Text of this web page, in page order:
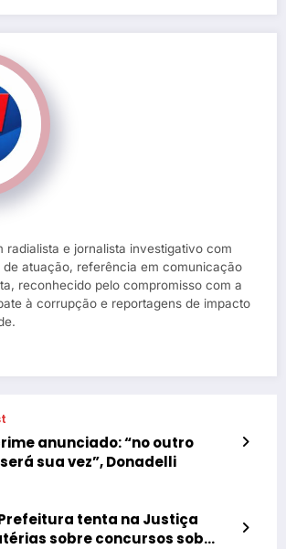
radialista e jornalista investigativo com
de atuação, referência em comunicação
reconhecido pelo compromisso com a
à corrupção e reportagens de impacto
anunciado: “no outro
sua vez”, Donadelli
tenta na Justiça
sobre concursos sob